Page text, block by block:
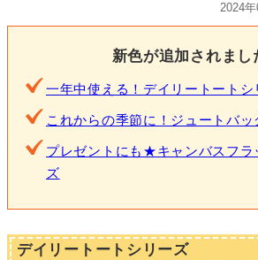
2024年
新色が追加されまし
一年中使える！デイリートートシ
これからの季節に！ジュートバッ
プレゼントにも★キャンバスフラ
ズ
デイリートートシリーズ